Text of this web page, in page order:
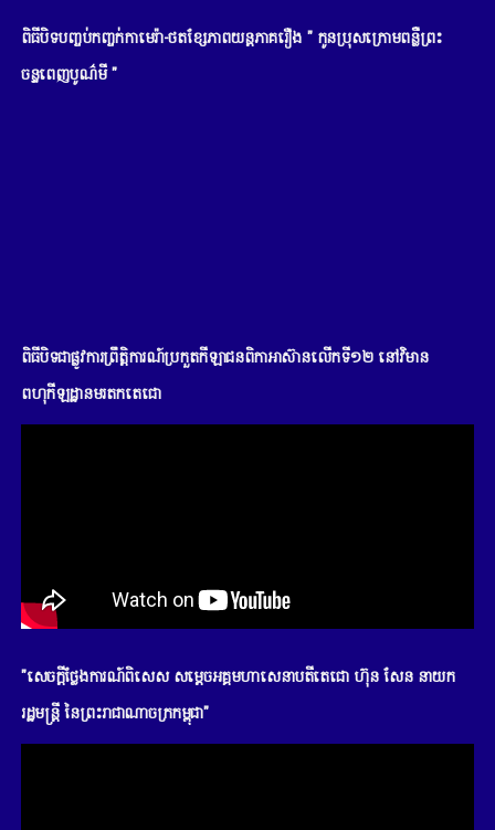
ពិធីបិទបញ្ចប់កញ្ចក់កាមេរ៉ា-ថតខ្សែភាពយន្តភាគរឿង " កូនប្រុសក្រោមពន្លឺព្រះ
ចន្ទពេញបូណ៌មី "
ពិធីបិទជាផ្លូវការព្រឹត្តិការណ៍ប្រកួតកីឡាជនពិកាអាស៊ានលើកទី១២ នៅវិមាន
ពហុកីឡដ្ឋានមរតកតេជោ
"សេចក្តីថ្លែងការណ៍ពិសេស សម្តេចអគ្គមហាសេនាបតីតេជោ ហ៊ុន សែន នាយក
រដ្ឋមន្រ្តី នៃព្រះរាជាណាចក្រកម្ពុជា"